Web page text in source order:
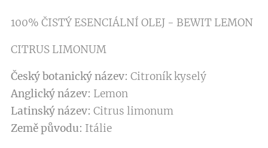
100% ČISTÝ ESENCIÁLNÍ OLEJ - BEWIT LEMON
CITRUS LIMONUM
Český botanický název: Citroník kyselý
Anglický název: Lemon
Latinský název: Citrus limonum
Země původu: Itálie